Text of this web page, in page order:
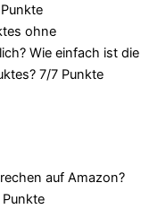
ohne
Wie einfach ist die
7/7 Punkte
auf Amazon?
Punkte